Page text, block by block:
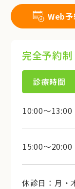
Web予
完全予約制
診療時間
10:00～13:00
15:00～20:00
休診日：月・